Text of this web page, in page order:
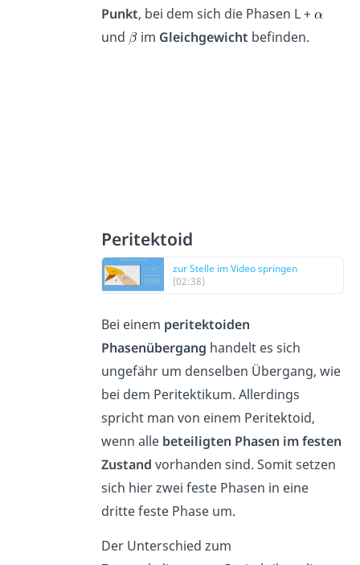
Punkt, bei dem sich die Phasen L +
und
im Gleichgewicht befinden.
Peritektoid
zur Stelle im Video springen
(02:38)
Bei einem peritektoiden
Phasenübergang handelt es sich
ungefähr um denselben Übergang, wie
bei dem Peritektikum. Allerdings
spricht man von einem Peritektoid,
wenn alle beteiligten Phasen im festen
Zustand vorhanden sind. Somit setzen
sich hier zwei feste Phasen in eine
dritte feste Phase um.
Der Unterschied zum